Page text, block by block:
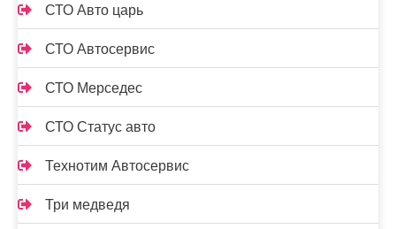
СТО Авто царь
СТО Автосервис
СТО Мерседес
СТО Статус авто
Технотим Автосервис
Три медведя